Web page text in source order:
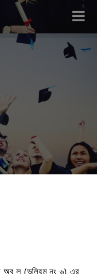
অব ল (ভলিয়ম নং ৬) এর